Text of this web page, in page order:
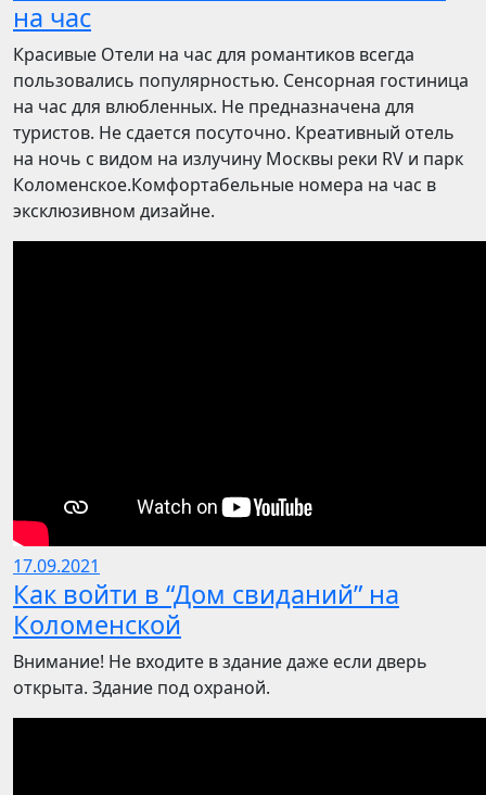
на час
Красивые Отели на час для романтиков всегда
пользовались популярностью. Сенсорная гостиница
на час для влюбленных. Не предназначена для
туристов. Не сдается посуточно. Креативный отель
на ночь с видом на излучину Москвы реки RV и парк
Коломенское.Комфортабельные номера на час в
эксклюзивном дизайне.
17.09.2021
Как войти в “Дом свиданий” на
Коломенской
Внимание! Не входите в здание даже если дверь
открыта. Здание под охраной.